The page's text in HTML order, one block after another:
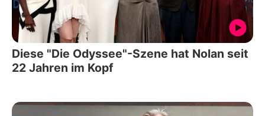
Diese "Die Odyssee"-Szene hat Nolan seit
22 Jahren im Kopf